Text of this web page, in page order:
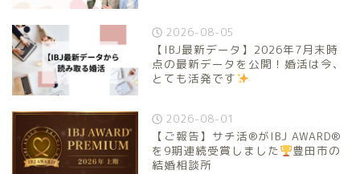
2026-08-05
【IBJ最新データ】2026年7月末時
点の最新データを公開！婚活は今、
とても活発です
2026-08-01
【ご報告】サチ活®がIBJ AWARD®
を9期連続受賞しました
豊田市の
結婚相談所